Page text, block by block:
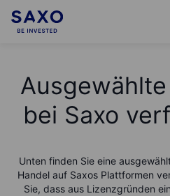
bei Saxo
Unten finden Sie eine
Handel auf Saxos Plattformen
Sie, dass aus Lizenzgründen